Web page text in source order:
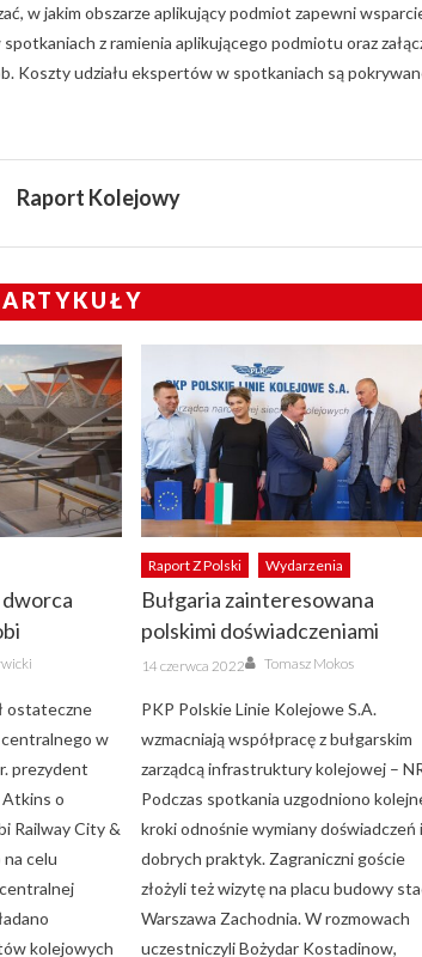
w jakim obszarze aplikujący podmiot zapewni
z ramienia aplikującego podmiotu oraz
Koszty udziału ekspertów w spotkaniach są
Raport Kolejowy
ostateczne
w
prezydent
o
Railway City &
celu
kolejowych
Raport Z Polski Wydarzenia
Bułgaria zainteresowana
polskimi doświadczeniami
Posted
on
14 czerwca 2022 Author
Tomasz Mokos
PKP Polskie Linie Kolejowe S.A.
wzmacniają współpracę z bułgarskim
zarządcą infrastruktury kolejowej –
Podczas spotkania uzgodniono
kroki odnośnie wymiany doświadczeń i
dobrych praktyk. Zagraniczni goście
złożyli też wizytę na placu budowy
Warszawa Zachodnia. W rozmowach
uczestniczyli Bożydar Kostadinow,